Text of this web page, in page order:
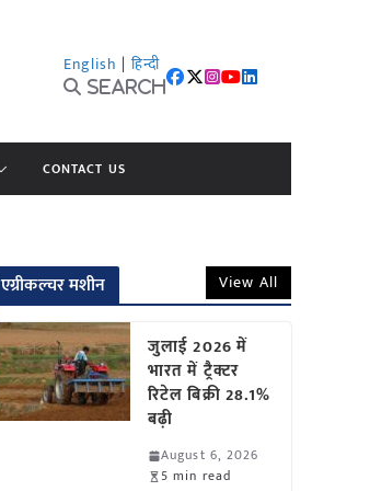
English | हिन्दी
Search
CONTACT US
एग्रीकल्चर मशीन View All
जुलाई 2026 में
भारत में ट्रैक्टर
रिटेल बिक्री 28.1%
बढ़ी
August 6, 2026
5 min read